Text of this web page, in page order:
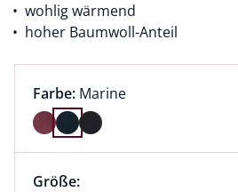
wohlig wärmend
hoher Baumwoll-Anteil
Farbauswahl:
Farbe: aktuell ausgewählt:
Marine
Farbe Marine ausgewählt
Größenauswahl:
Größe: